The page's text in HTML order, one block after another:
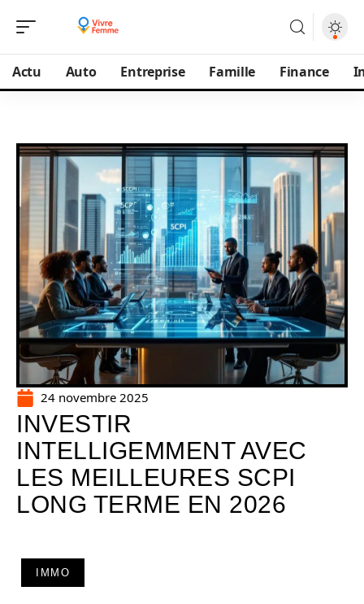
Actu Auto Entreprise Famille Finance
24 novembre 2025
INVESTIR
INTELLIGEMMENT AVEC
LES MEILLEURES SCPI
LONG TERME EN 2026
IMMO